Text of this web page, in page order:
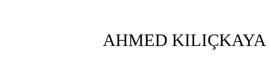
AHMED KILIÇKAYA